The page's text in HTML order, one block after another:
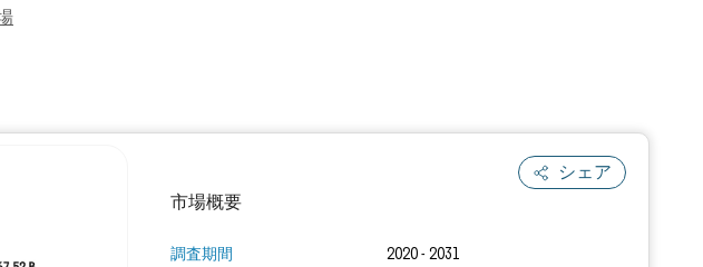
シェア
市場概要
調査期間 2020 - 2031